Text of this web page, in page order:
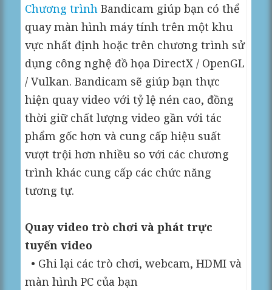
Chương trình Bandicam giúp bạn có thể
quay màn hình máy tính trên một khu
vực nhất định hoặc trên chương trình sử
dụng công nghệ đồ họa DirectX / OpenGL
/ Vulkan. Bandicam sẽ giúp bạn thực
hiện quay video với tỷ lệ nén cao, đồng
thời giữ chất lượng video gần với tác
phẩm gốc hơn và cung cấp hiệu suất
vượt trội hơn nhiều so với các chương
trình khác cung cấp các chức năng
tương tự.
Quay video trò chơi và phát trực
tuyến video
• Ghi lại các trò chơi, webcam, HDMI và
màn hình PC của bạn